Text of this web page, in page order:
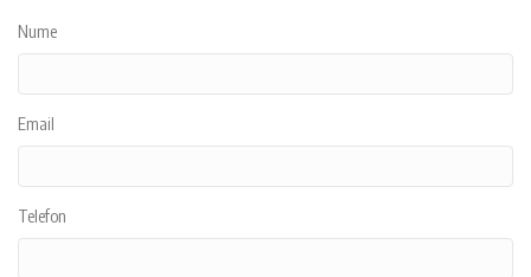
Nume
Email
Telefon